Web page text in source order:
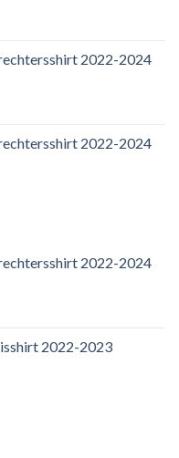
2022-2024
2022-2024
2022-2024
2022-2023